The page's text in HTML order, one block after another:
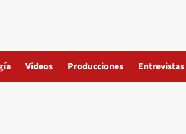
Videos Producciones Entrevistas